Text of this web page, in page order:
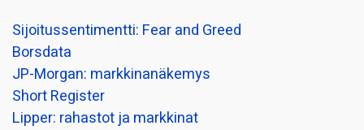
Sijoitussentimentti: Fear and Greed
Borsdata
JP-Morgan: markkinanäkemys
Short Register
Lipper: rahastot ja markkinat